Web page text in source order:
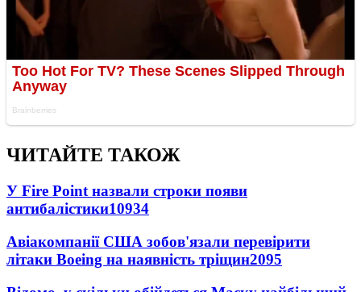
ЧИТАЙТЕ ТАКОЖ
У Fire Point назвали строки появи
антибалістики10934
Авіакомпанії США зобов'язали перевірити
літаки Boeing на наявність тріщин2095